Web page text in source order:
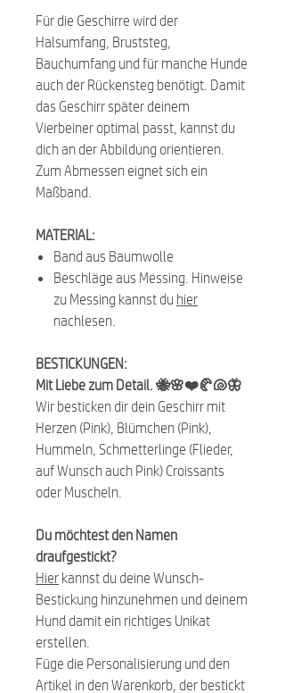
Für die Geschirre wird der
Halsumfang, Bruststeg,
Bauchumfang und für manche Hunde
auch der Rückensteg benötigt. Damit
das Geschirr später deinem
Vierbeiner optimal passt, kannst du
dich an der Abbildung orientieren.
Zum Abmessen eignet sich ein
Maßband.
MATERIAL:
Band aus Baumwolle
Beschläge aus Messing. Hinweise
zu Messing kannst du hier
nachlesen.
BESTICKUNGEN:
Mit Liebe zum Detail. 🐝🌸❤️🥐🐚🦋
Wir besticken dir dein Geschirr mit
Herzen (Pink), Blümchen (Pink),
Hummeln, Schmetterlinge (Flieder,
auf Wunsch auch Pink) Croissants
oder Muscheln.
Du möchtest den Namen
draufgestickt?
Hier kannst du deine Wunsch-
Bestickung hinzunehmen und deinem
Hund damit ein richtiges Unikat
erstellen.
Füge die Personalisierung und den
Artikel in den Warenkorb, der bestickt